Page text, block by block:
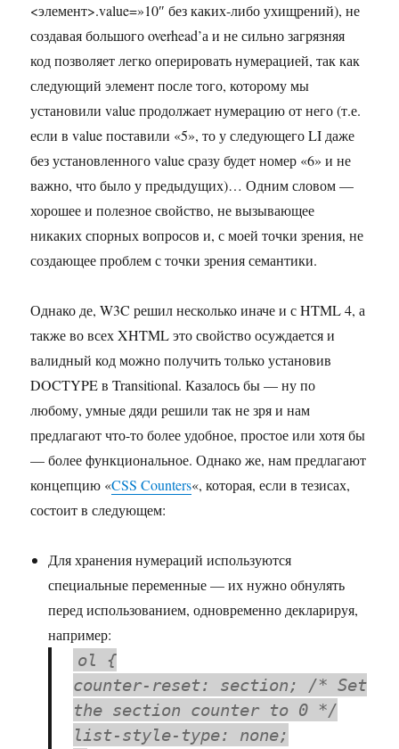
<элемент>.value=»10″ без каких-либо ухищрений), не
создавая большого overhead’а и не сильно загрязняя
код позволяет легко оперировать нумерацией, так как
следующий элемент после того, которому мы
установили value продолжает нумерацию от него (т.е.
если в value поставили «5», то у следующего LI даже
без установленного value сразу будет номер «6» и не
важно, что было у предыдущих)… Одним словом —
хорошее и полезное свойство, не вызывающее
никаких спорных вопросов и, с моей точки зрения, не
создающее проблем с точки зрения семантики.
Однако де, W3C решил несколько иначе и с HTML 4, а
также во всех XHTML это свойство осуждается и
валидный код можно получить только установив
DOCTYPE в Transitional. Казалось бы — ну по
любому, умные дяди решили так не зря и нам
предлагают что-то более удобное, простое или хотя бы
— более функциональное. Однако же, нам предлагают
концепцию «CSS Counters«, которая, если в тезисах,
состоит в следующем:
Для хранения нумераций используются
специальные переменные — их нужно обнулять
перед использованием, одновременно декларируя,
например:
ol {
counter-reset: section; /* Set
the section counter to 0 */
list-style-type: none;